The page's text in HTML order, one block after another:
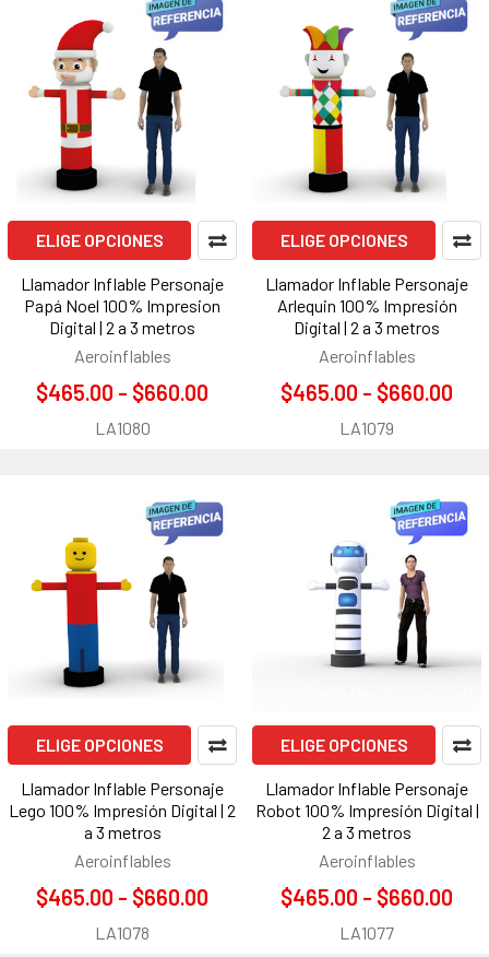
ELIGE OPCIONES
Llamador Inflable Personaje
Papá Noel 100% Impresion
Digital | 2 a 3 metros
Aeroinflables
$465.00 - $660.00
LA1080
ELIGE OPCIONES
Llamador Inflable Personaje
Arlequin 100% Impresión
Digital | 2 a 3 metros
Aeroinflables
$465.00 - $660.00
LA1079
ELIGE OPCIONES
Llamador Inflable Personaje
Lego 100% Impresión Digital | 2
a 3 metros
Aeroinflables
$465.00 - $660.00
LA1078
ELIGE OPCIONES
Llamador Inflable Personaje
Robot 100% Impresión Digital |
2 a 3 metros
Aeroinflables
$465.00 - $660.00
LA1077